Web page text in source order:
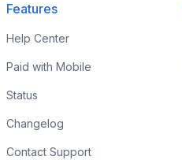
Features
Help Center
Paid with Mobile
Status
Changelog
Contact Support